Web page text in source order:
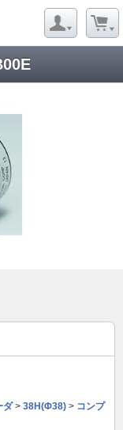
ダ> 38H(Φ38) > コンプ